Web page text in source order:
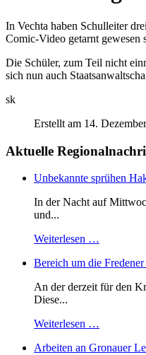
In Vechta haben Schulleiter
Comic-Video getarnt gewesen
Die Schüler, zum Teil nicht
sich nun auch
sk
Erstellt am 14.
Aktuelle
Unbekannte sprühen
In der Nacht auf
und...
Weiterlesen …
Bereich um die
An der derzeit für den
Diese...
Weiterlesen …
Arbeiten an Gronauer